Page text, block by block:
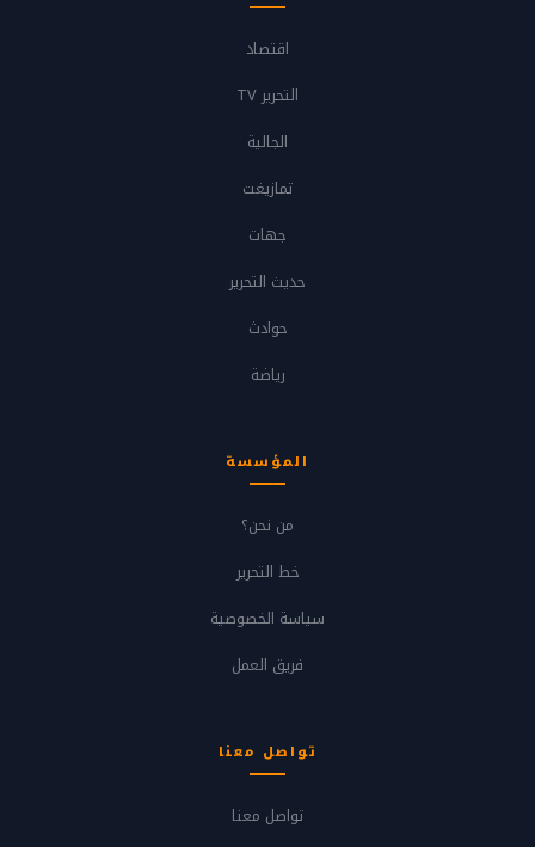
اقتصاد
التحرير TV
الجالية
تمازيغت
جهات
حديث التحرير
حوادث
رياضة
المؤسسة
من نحن؟
خط التحرير
سياسة الخصوصية
فريق العمل
تواصل معنا
تواصل معنا